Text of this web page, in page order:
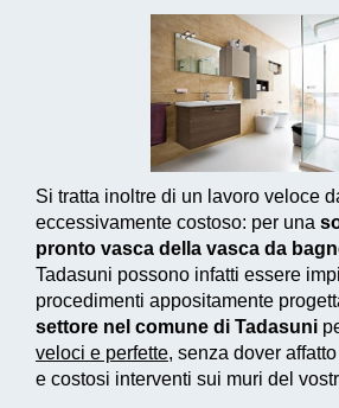
Si tratta inoltre di un lavoro veloce
eccessivamente costoso: per una
pronto vasca della vasca da
Tadasuni possono infatti essere
procedimenti appositamente
settore nel comune di Tadasuni
veloci e perfette, senza dover
e costosi interventi sui muri del